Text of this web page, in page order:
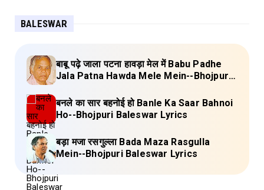
BALESWAR
बाबू पढ़े जाला पटना हावड़ा मेल में Babu Padhe
Jala Patna Hawda Mele Mein--Bhojpuri
बनले का सार बहनोई हो Banle Ka Saar Bahnoi
Ho--Bhojpuri Baleswar Lyrics
बड़ा मजा रसगुल्ला Bada Maza Rasgulla
Mein--Bhojpuri Baleswar Lyrics